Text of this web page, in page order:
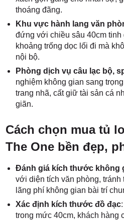
thoáng đãng.
Khu vực hành lang văn
đứng với chiều sâu 40cm tinh
khoảng trống dọc lối đi mà
nội bộ.
Phòng dịch vụ câu lạc bộ,
nghiệm không gian sang
trang nhã, cất giữ tài sản cá
giãn.
Cách chọn mua tủ
The One bền đẹp,
Đánh giá kích thước không
với diện tích văn phòng, tránh
lãng phí không gian bài trí
Xác định kích thước đồ đạc
trong mức 40cm, khách hàng